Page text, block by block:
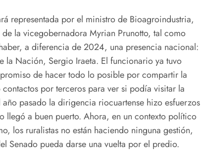
representada por el ministro de Bioagroindustria,
la vicegobernadora Myrian Prunotto, tal como
a diferencia de 2024, una presencia nacional:
la Nación, Sergio Iraeta. El funcionario ya tuvo
de hacer todo lo posible por compartir la
por terceros para ver si podía visitar la
pasado la dirigencia riocuartense hizo esfuerzos
llegó a buen puerto. Ahora, en un contexto político
los ruralistas no están haciendo ninguna gestión,
Senado pueda darse una vuelta por el predio.